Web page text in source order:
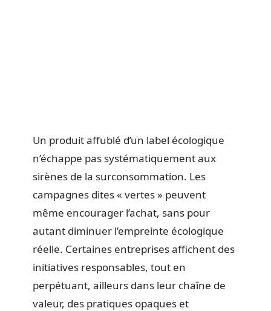
Un produit affublé d’un label écologique
n’échappe pas systématiquement aux
sirènes de la surconsommation. Les
campagnes dites « vertes » peuvent
même encourager l’achat, sans pour
autant diminuer l’empreinte écologique
réelle. Certaines entreprises affichent des
initiatives responsables, tout en
perpétuant, ailleurs dans leur chaîne de
valeur, des pratiques opaques et